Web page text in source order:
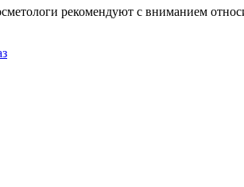
рекомендуют с вниманием